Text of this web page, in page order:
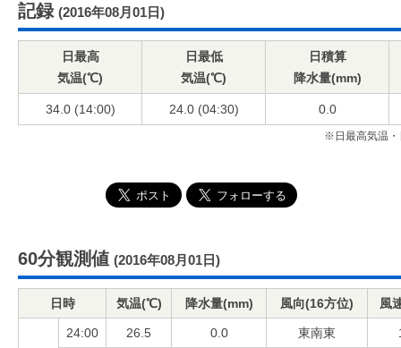
記録 (2016年08月01日)
日最高
気温(℃)
日最低
気温(℃)
日積算
降水量(mm)
34.0 (14:00) 24.0 (04:30) 0.0
※日最高気温・
60分観測値 (2016年08月01日)
日時 気温(℃) 降水量(mm) 風向(16方位) 風
24:00 26.5 0.0 東南東